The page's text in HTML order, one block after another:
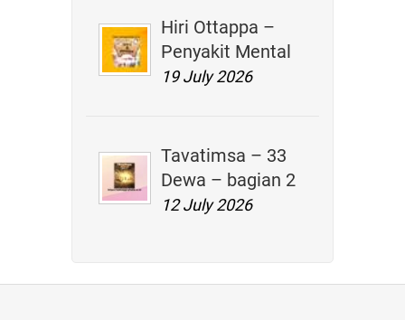
Hiri Ottappa –
Penyakit Mental
19 July 2026
Tavatimsa – 33
Dewa – bagian 2
12 July 2026